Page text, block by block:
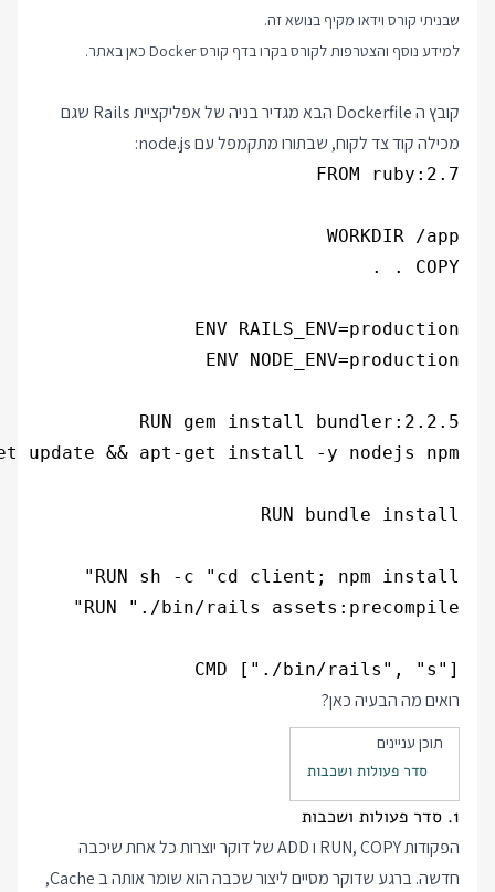
שבניתי קורס וידאו מקיף בנושא זה.
למידע נוסף והצטרפות לקורס בקרו בדף קורס Docker כאן באתר.
קובץ ה Dockerfile הבא מגדיר בניה של אפליקציית Rails שגם
מכילה קוד צד לקוח, שבתורו מתקמפל עם node.js:
CMD ["./bin/rails", "s"]
רואים מה הבעיה כאן?
תוכן עניינים
סדר פעולות ושכבות
1. סדר פעולות ושכבות
הפקודות RUN, COPY ו ADD של דוקר יוצרות כל אחת שיכבה
חדשה. ברגע שדוקר מסיים ליצור שכבה הוא שומר אותה ב Cache,